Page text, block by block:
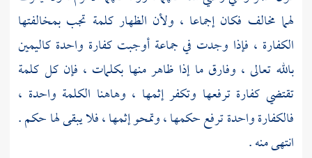
لهما مخالف فكان إجماعا ، ولأن الظهار كلمة تجب بمخالفتها
الكفارة ، فإذا وجدت في جماعة أوجبت كفارة واحدة كاليمين
بالله تعالى ، وفارق ما إذا ظاهر منها بكلمات ، فإن كل كلمة
تقتضي كفارة ترفعها وتكفر إثمها ، وهاهنا الكلمة واحدة ،
فالكفارة واحدة ترفع حكمها ، وتمحو إثمها ، فلا يبقى لها حكم .
انتهى منه .